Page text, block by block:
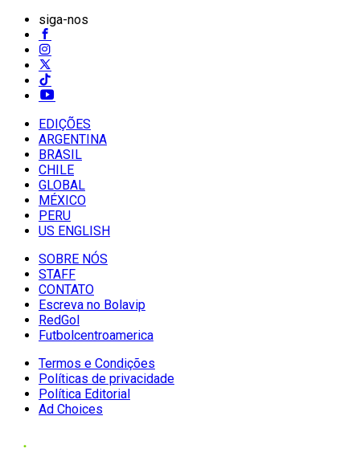
siga-nos
EDIÇÕES
ARGENTINA
BRASIL
CHILE
GLOBAL
MÉXICO
PERU
US ENGLISH
SOBRE NÓS
STAFF
CONTATO
Escreva no Bolavip
RedGol
Futbolcentroamerica
Termos e Condições
Políticas de privacidade
Política Editorial
Ad Choices